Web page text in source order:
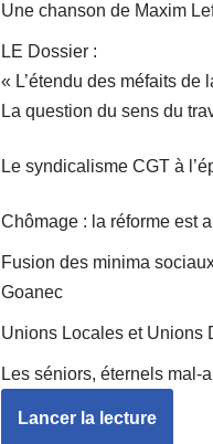
Une chanson de Maxim
LE Dossier :
« L’étendu des méfaits de
La question du sens du
Le syndicalisme CGT à
Chômage : la réforme est
Fusion des minima
Goanec
Unions Locales et Unions
Les séniors, éternels mal-
Lancer la lecture